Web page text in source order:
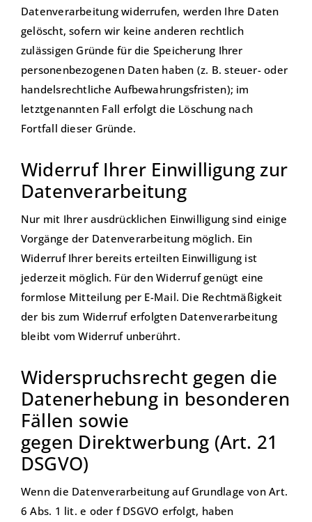
Datenverarbeitung widerrufen, werden Ihre Daten
gelöscht, sofern wir keine anderen rechtlich
zulässigen Gründe für die Speicherung Ihrer
personenbezogenen Daten haben (z. B. steuer- oder
handelsrechtliche Aufbewahrungsfristen); im
letztgenannten Fall erfolgt die Löschung nach
Fortfall dieser Gründe.
Widerruf Ihrer Einwilligung zur
Datenverarbeitung
Nur mit Ihrer ausdrücklichen Einwilligung sind einige
Vorgänge der Datenverarbeitung möglich. Ein
Widerruf Ihrer bereits erteilten Einwilligung ist
jederzeit möglich. Für den Widerruf genügt eine
formlose Mitteilung per E-Mail. Die Rechtmäßigkeit
der bis zum Widerruf erfolgten Datenverarbeitung
bleibt vom Widerruf unberührt.
Widerspruchsrecht gegen die
Datenerhebung in besonderen
Fällen sowie
gegen Direktwerbung (Art. 21
DSGVO)
Wenn die Datenverarbeitung auf Grundlage von Art.
6 Abs. 1 lit. e oder f DSGVO erfolgt, haben